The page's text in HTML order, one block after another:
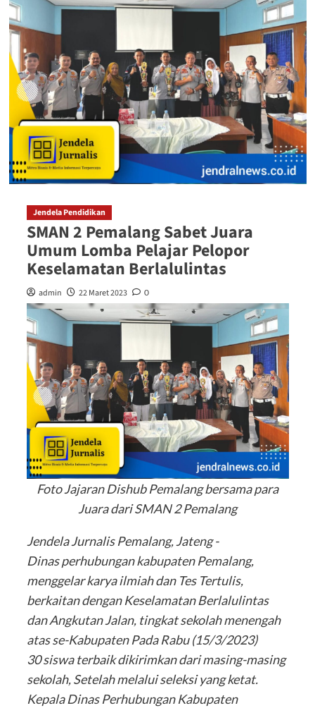
Jendela Pendidikan
SMAN 2 Pemalang Sabet Juara
Umum Lomba Pelajar Pelopor
Keselamatan Berlalulintas
admin 22 Maret 2023 0
Foto Jajaran Dishub Pemalang bersama para
Juara dari SMAN 2 Pemalang
Jendela Jurnalis Pemalang, Jateng -
Dinas perhubungan kabupaten Pemalang,
menggelar karya ilmiah dan Tes Tertulis,
berkaitan dengan Keselamatan Berlalulintas
dan Angkutan Jalan, tingkat sekolah menengah
atas se-Kabupaten Pada Rabu (15/3/2023)
30 siswa terbaik dikirimkan dari masing-masing
sekolah, Setelah melalui seleksi yang ketat.
Kepala Dinas Perhubungan Kabupaten